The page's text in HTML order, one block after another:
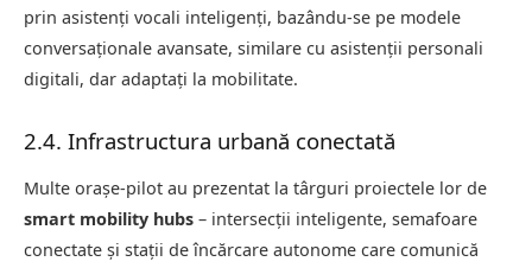
prin asistenți vocali inteligenți, bazându-se pe modele
conversaționale avansate, similare cu asistenții personali
digitali, dar adaptați la mobilitate.
2.4. Infrastructura urbană conectată
Multe orașe-pilot au prezentat la târguri proiectele lor de
smart mobility hubs – intersecții inteligente, semafoare
conectate și stații de încărcare autonome care comunică